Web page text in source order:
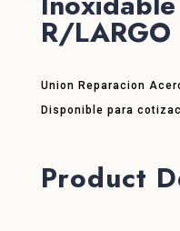
R/LARGO
Union Reparacion
Disponible para
Product